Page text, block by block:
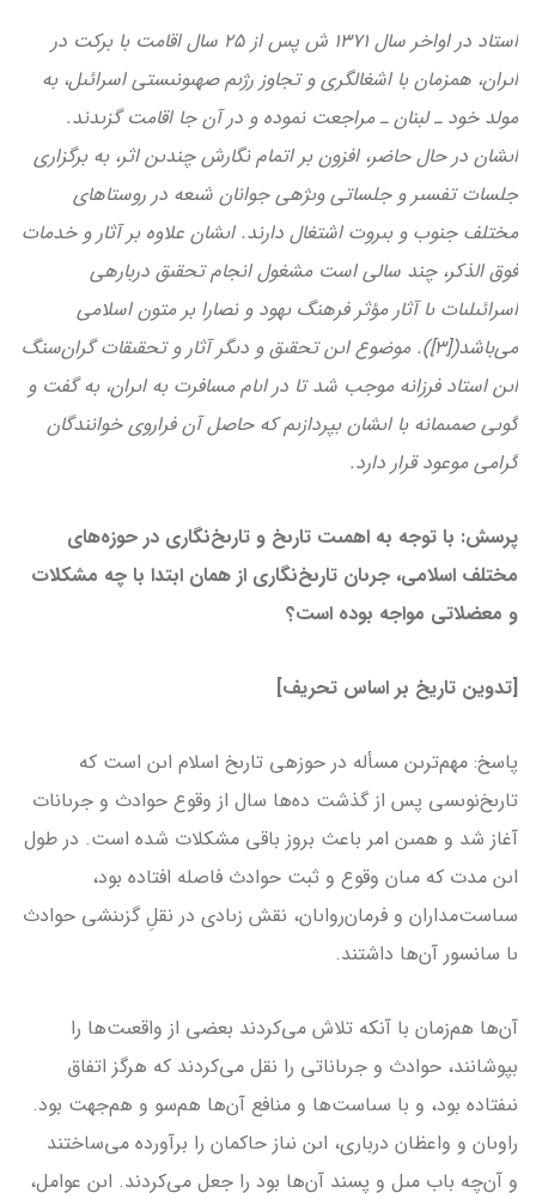
استاد در اواخر سال 1371 ش پس از 25 سال اقامت با بركت در
اىران، هم­زمان با اشغالگرى و تجاوز رژىم صهىونىستى اسرائىل، به
مولد خود ـ لبنان ـ مراجعت نموده و در آن جا اقامت گزىدند.
اىشان در حال حاضر، افزون بر اتمام نگارش چندىن اثر، به برگزارى
جلسات تفسىر و جلساتى وىژه­ى جوانان شىعه در روستاهاى
مختلف جنوب و بىروت اشتغال دارند. اىشان علاوه بر آثار و خدمات
فوق‌ الذكر، چند سالى است مشغول انجام تحقىق درباره­ى
اسرائىلىات ىا آثار مؤثر فرهنگ ىهود و نصارا بر متون اسلامى
مى‌باشد([3]). موضوع اىن تحقىق و دىگر آثار و تحقىقات گران‌سنگ
اىن استاد فرزانه موجب شد تا در اىام مسافرت به اىران، به گفت و
گوىى صمىمانه با اىشان بپردازىم كه حاصل آن فراروى خوانندگان
گرامى موعود قرار دارد.
پرسش: با توجه به اهمىت تارىخ و تارىخ‌نگارى در حوزه‌هاى
مختلف اسلامى، جرىان تارىخ‌نگارى از همان ابتدا با چه مشكلات
و معضلاتى مواجه بوده است؟
[تدوین تاریخ بر اساس تحریف]
پاسخ: مهم‌ترىن مسأله در حوزه­ى تارىخ اسلام اىن است كه
تارىخ‌نوىسى پس از گذشت ده‌ها سال از وقوع حوادث و جرىانات
آغاز شد و همىن امر باعث بروز باقى مشكلات شده است. در طول
اىن مدت كه مىان وقوع و ثبت حوادث فاصله افتاده بود،
سىاست‌مداران و فرمان‌رواىان، نقش زىادى در نقلِ گزىنشى حوادث
ىا سانسور آن‌ها داشتند.
آن‌ها هم‌زمان با آنكه تلاش مى‌كردند بعضى از واقعىت‌ها را
بپوشانند، حوادث و جرىاناتى را نقل مى‌كردند كه هرگز اتفاق
نىفتاده بود، و با سىاست‌ها و منافع آن‌ها هم‌سو و هم‌جهت بود.
راوىان و واعظان دربارى، اىن نىاز حاكمان را برآورده مى‌ساختند
و آن‌چه باب مىل و پسند آن‌ها بود را جعل مى‌كردند. اىن عوامل،